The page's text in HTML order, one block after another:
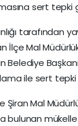
sert tepki
tarafından
İlçe Mal
Belediye
ile sert
Şiran Mal
bulunan